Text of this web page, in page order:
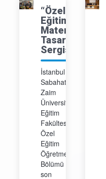
“Özel
Eğitimde
Materyal
Tasarımı”
Sergisi
İstanbul
Sabahattin
Zaim
Üniversitesi
Eğitim
Fakültesi
Özel
Eğitim
Öğretmenliği
Bölümü
son